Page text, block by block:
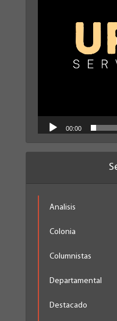
00:00
Analisis
Colonia
Columnistas
Departamental
Destacado